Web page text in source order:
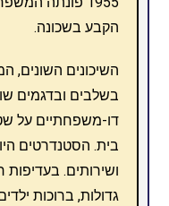
הקבע בשכונה.
השיכונים השונים,
בשלבים ובדגמים
דו-משפחתיים על
בית. הסטנדרטים
ושירותים.
גדולות, ברוכות